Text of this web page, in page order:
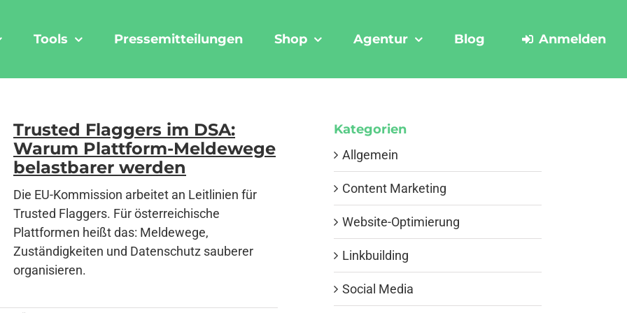
Tools Pressemitteilungen Shop Agentur Blog Anmelden
Trusted Flaggers im DSA:
Warum Plattform-Meldewege
belastbarer werden
Die EU-Kommission arbeitet an Leitlinien für
Trusted Flaggers. Für österreichische
Plattformen heißt das: Meldewege,
Zuständigkeiten und Datenschutz sauberer
organisieren.
Kategorien
Allgemein
Content Marketing
Website-Optimierung
Linkbuilding
Social Media